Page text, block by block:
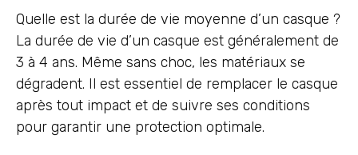
Quelle est la durée de vie moyenne d’un casque ?
La durée de vie d’un casque est généralement de
3 à 4 ans. Même sans choc, les matériaux se
dégradent. Il est essentiel de remplacer le casque
après tout impact et de suivre ses conditions
pour garantir une protection optimale.